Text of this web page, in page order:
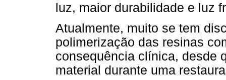
luz, maior durabilidade e luz
Atualmente, muito se tem
polimerização das resinas
consequência clínica, desde
material durante uma